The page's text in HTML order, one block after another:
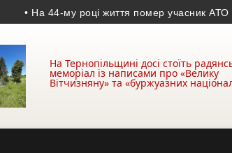
• На 44-му році життя помер учасник АТО з
На Тернопільщині досі стоїть
меморіал із написами про «Велику
Вітчизняну» та «буржуазних